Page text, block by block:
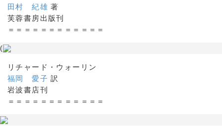
田村 紀雄 著
芙蓉書房出版刊
＝＝＝＝＝＝＝＝＝＝＝＝
(
リチャード・ウォーリン
福岡 愛子 訳
岩波書店刊
＝＝＝＝＝＝＝＝＝＝＝＝